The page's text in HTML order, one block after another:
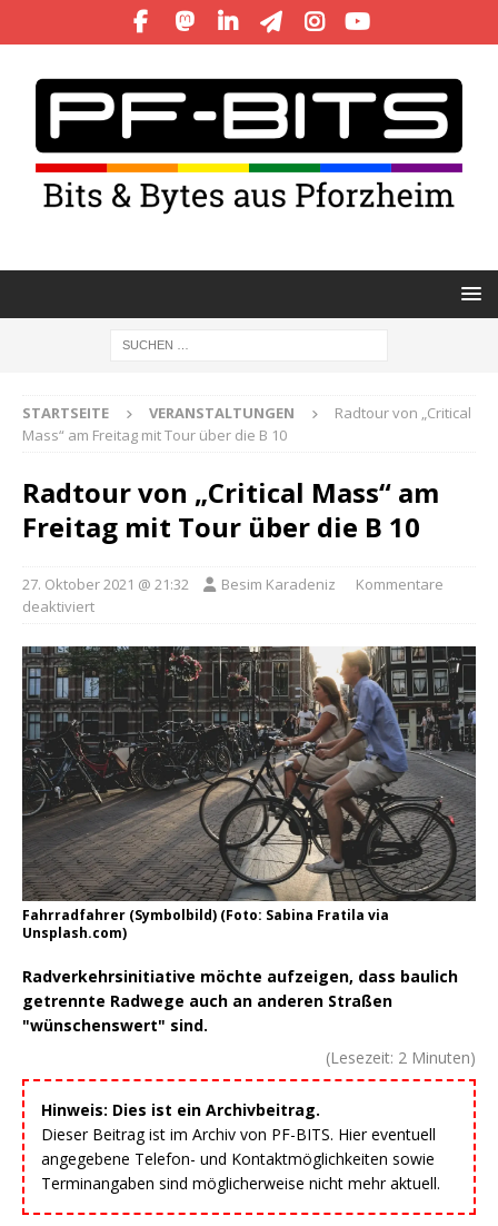
STARTSEITE VERANSTALTUNGEN
Radtour von „Critical
Mass“ am Freitag mit Tour über die B 10
Radtour von „Critical Mass“ am
Freitag mit Tour über die B 10
27. Oktober 2021 @ 21:32 Besim Karadeniz
Kommentare
deaktiviert
Fahrradfahrer (Symbolbild) (Foto: Sabina Fratila via
Unsplash.com)
Radverkehrsinitiative möchte aufzeigen, dass baulich
getrennte Radwege auch an anderen Straßen
"wünschenswert" sind.
(Lesezeit: 2 Minuten)
Hinweis: Dies ist ein Archivbeitrag.
Dieser Beitrag ist im Archiv von PF-BITS. Hier eventuell
angegebene Telefon- und Kontaktmöglichkeiten sowie
Terminangaben sind möglicherweise nicht mehr aktuell.